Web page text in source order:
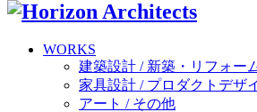
WORKS
建築設計 / 新築・リフォー
家具設計 / プロダクトデザ
アート / その他